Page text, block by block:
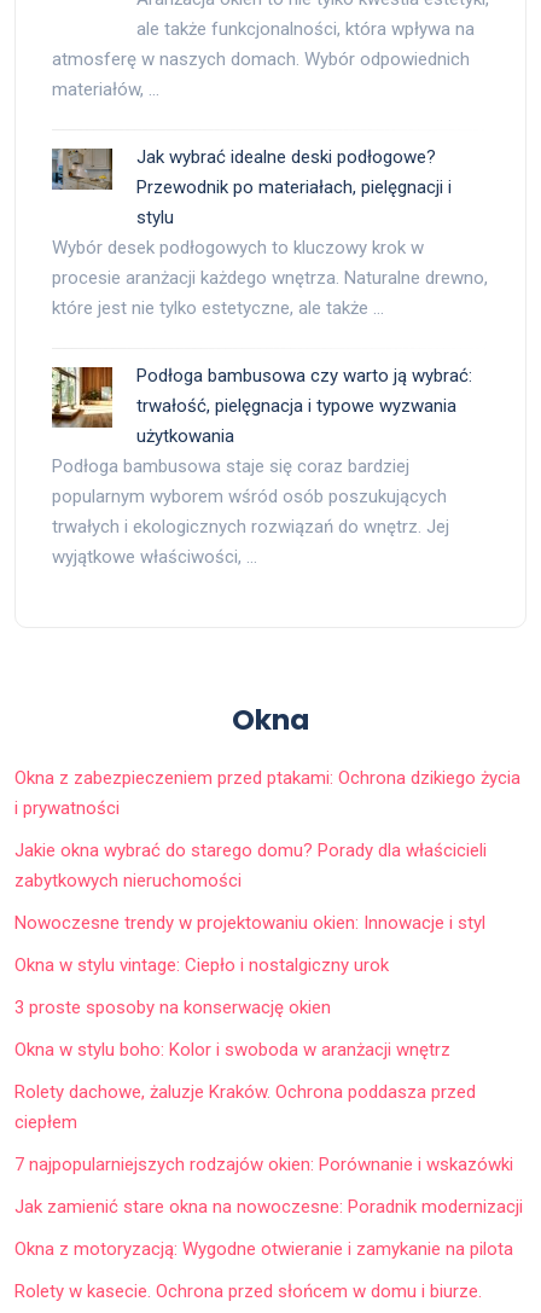
ale także funkcjonalności, która wpływa na
atmosferę w naszych domach. Wybór odpowiednich
materiałów, …
Jak wybrać idealne deski podłogowe?
Przewodnik po materiałach, pielęgnacji i
stylu
Wybór desek podłogowych to kluczowy krok w
procesie aranżacji każdego wnętrza. Naturalne drewno,
które jest nie tylko estetyczne, ale także …
Podłoga bambusowa czy warto ją wybrać:
trwałość, pielęgnacja i typowe wyzwania
użytkowania
Podłoga bambusowa staje się coraz bardziej
popularnym wyborem wśród osób poszukujących
trwałych i ekologicznych rozwiązań do wnętrz. Jej
wyjątkowe właściwości, …
Okna
Okna z zabezpieczeniem przed ptakami: Ochrona dzikiego życia
i prywatności
Jakie okna wybrać do starego domu? Porady dla właścicieli
zabytkowych nieruchomości
Nowoczesne trendy w projektowaniu okien: Innowacje i styl
Okna w stylu vintage: Ciepło i nostalgiczny urok
3 proste sposoby na konserwację okien
Okna w stylu boho: Kolor i swoboda w aranżacji wnętrz
Rolety dachowe, żaluzje Kraków. Ochrona poddasza przed
ciepłem
7 najpopularniejszych rodzajów okien: Porównanie i wskazówki
Jak zamienić stare okna na nowoczesne: Poradnik modernizacji
Okna z motoryzacją: Wygodne otwieranie i zamykanie na pilota
Rolety w kasecie. Ochrona przed słońcem w domu i biurze.